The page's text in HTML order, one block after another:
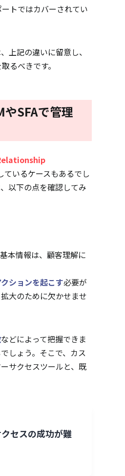
トではカバーされてい
上記の違いに留意し、
るべきです。
SFAで管理
いるケースもあるでし
以下の点を確認してみ
本情報は、顧客理解に
ションを起こす必要が
大のために欠かせませ
などによって把握できま
しょう。そこで、カス
サクセスツールと、既
セスの成功が難